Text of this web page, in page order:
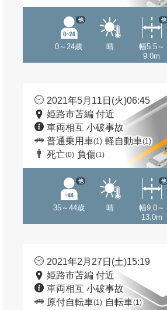
0～24歳
他
晴
幅5.5～
9.0m
他
2021年5月11日(火)06:45
姫路市苫編 付近
車両相互 小破事故
普通乗用車(1) 軽自動車(1)
死亡(0) 負傷(1)
35～44歳
他
晴
幅9.0～
13.0m
他
2021年2月27日(土)15:19
姫路市苫編 付近
車両相互 小破事故
原付自転車(1) 自転車(1)